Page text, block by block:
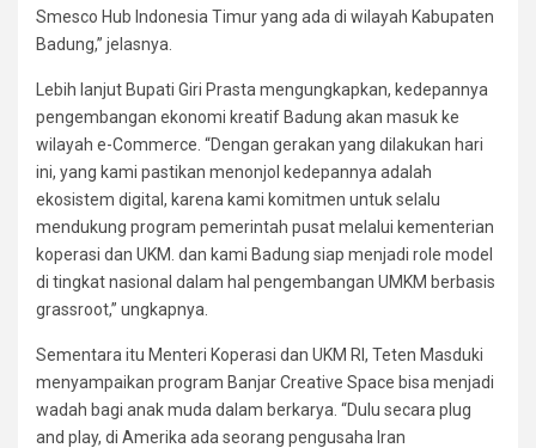
Smesco Hub Indonesia Timur yang ada di wilayah Kabupaten
Badung,” jelasnya.
Lebih lanjut Bupati Giri Prasta mengungkapkan, kedepannya
pengembangan ekonomi kreatif Badung akan masuk ke
wilayah e-Commerce. “Dengan gerakan yang dilakukan hari
ini, yang kami pastikan menonjol kedepannya adalah
ekosistem digital, karena kami komitmen untuk selalu
mendukung program pemerintah pusat melalui kementerian
koperasi dan UKM. dan kami Badung siap menjadi role model
di tingkat nasional dalam hal pengembangan UMKM berbasis
grassroot,” ungkapnya.
Sementara itu Menteri Koperasi dan UKM RI, Teten Masduki
menyampaikan program Banjar Creative Space bisa menjadi
wadah bagi anak muda dalam berkarya. “Dulu secara plug
and play, di Amerika ada seorang pengusaha Iran